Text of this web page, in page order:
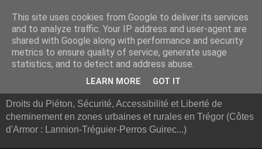
Association Trégor Piétons
Droits du Piéton, Sécurité, Accessibilité et Liberté de
cheminement en zones urbaines et rurales en Trégor (Côtes
d'Armor : Lannion-Tréguier-Perros Guirec...)
This site uses cookies from Google to deliver its services
and to analyze traffic. Your IP address and user-agent are
shared with Google along with performance and security
metrics to ensure quality of service, generate usage
statistics, and to detect and address abuse.
LEARN MORE GOT IT